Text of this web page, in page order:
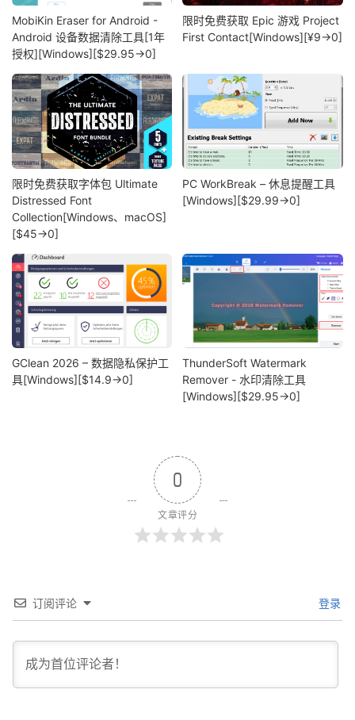
MobiKin Eraser for Android -
Android 设备数据清除工具[1年
授权][Windows][$29.95→0]
限时免费获取 Epic 游戏 Project
First Contact[Windows][¥9→0]
限时免费获取字体包 Ultimate
Distressed Font
Collection[Windows、macOS]
[$45→0]
PC WorkBreak – 休息提醒工具
[Windows][$29.99→0]
GClean 2026 – 数据隐私保护工
具[Windows][$14.9→0]
ThunderSoft Watermark
Remover - 水印清除工具
[Windows][$29.95→0]
0
文章评分
订阅评论 登录